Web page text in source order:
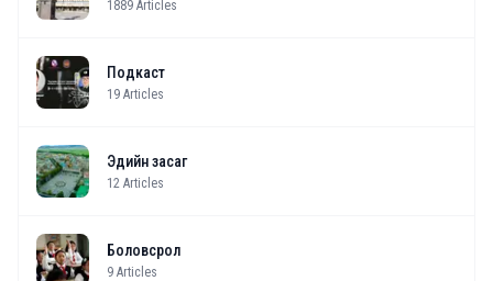
1889 Articles
Подкаст
19 Articles
Эдийн засаг
12 Articles
Боловсрол
9 Articles